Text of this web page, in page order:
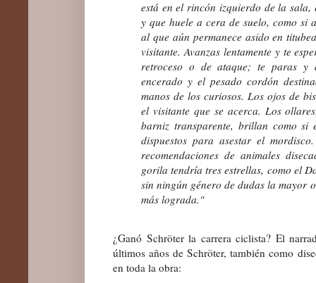
está en el rincón izquierdo de la
y que huele a cera de suelo, como si
al que aún permanece asido en
visitante. Avanzas lentamente y te
retroceso o de ataque; te paras y
encerado y el pesado cordón
manos de los curiosos. Los ojos de
el visitante que se acerca. Los
barniz transparente, brillan como si
dispuestos para asestar el
recomendaciones de animales
gorila tendría tres estrellas, como el
sin ningún género de dudas la mayor
más lograda."
¿Ganó Schröter la carrera ciclista? El
últimos años de Schröter, también como
en toda la obra: